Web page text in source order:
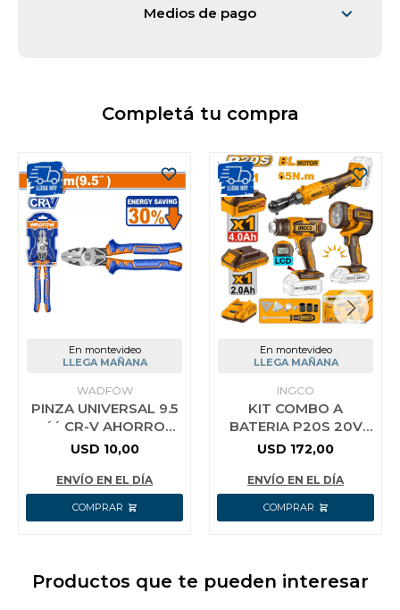
Medios de pago
Completá tu compra
En montevideo
LLEGA MAÑANA
WADFOW
PINZA UNIVERSAL 9.5
´´ CR-V AHORRO
ENERGIA 30%
USD 10,00
ENVÍO EN EL DÍA
En montevideo
LLEGA MAÑANA
INGCO
KIT COMBO A
BATERIA P20S 20V
LLAVE CRIQUE +
LINTERNA C/2BAT
USD 172,00
ENVÍO EN EL DÍA
Productos que te pueden interesar